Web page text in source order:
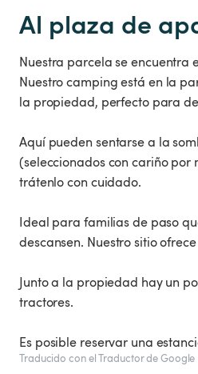
Al plaza de
Nuestra parcela se encuentra
Nuestro camping está en la
la propiedad, perfecto para
Aquí pueden sentarse a la
(seleccionados con cariño por
trátenlo con cuidado.
Ideal para familias de paso
descansen. Nuestro sitio
Junto a la propiedad hay un
tractores.
Traducido con el Traductor de Google